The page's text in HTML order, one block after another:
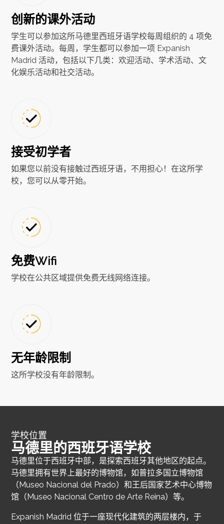
创新的课外活动
学生可以参加这所马德里西班牙语学校每周组织的 4 项免
费课外活动。每周，学生都可以参加一项 Expanish
Madrid 活动，包括以下几类：欢迎活动、学术活动、文
化娱乐活动和社交活动。
接受初学者
如果您以前没有接触过西班牙语，不用担心！在这所学
校，您可以从零开始。
免费Wifi
学校在公共区域提供免费无线网络连接。
无年龄限制
这所学校没有年龄限制。
学校位置
马德里的西班牙语学校
马德里位于西班牙中部，是探索西班牙其他地区的起点。
马德里拥有世界上最好的博物馆，如普拉多国立博物馆
（Museo Nacional del Prado）和王后国家艺术中心博物
馆（Museo Nacional Centro de Arte Reina）等。
Expanish Madrid 位于一座现代化建筑的两层楼内，于